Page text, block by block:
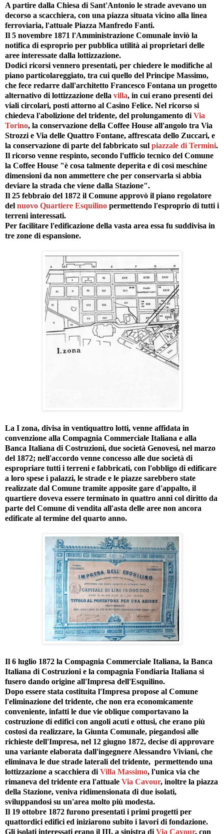
A partire dalla Chiesa di Sant'Antonio le strade avevano un
decorso a scacchiera, con una piazza situata vicino alla linea
ferroviaria, l'attuale Piazza Manfredo Fanti.
Il 5 novembre 1871 l'Amministrazione Comunale inviò la
notifica di esproprio per pubblica utilità ai proprietari delle
aree interessate dalla lottizzazione.
Dodici ricorsi vennero presentati, per chiedere le modifiche al
piano particolareggiato, tra cui quello del Principe Massimo,
che fece redarre dall'architetto Francesco Fontana un progetto
alternativo di lottizzazione della villa, in cui erano presenti dei
viali circolari, posti attorno al Casino Felice. Nel ricorso si
chiedeva l'abolizione del tridente, del prolungamento di Via
Torino, la conservazione della Coffee House all'angolo tra Via
Strozzi e Via delle Quattro Fontane, affrescata dello Zuccari, e
la conservazione di parte del fabbricato sul piazzale di Termini.
Il ricorso venne respinto, secondo l'ufficio tecnico del Comune
la Coffee House "è cosa talmente deperita e di così meschine
dimensioni da non ammettere che per conservarla si abbia
deviare la strada che viene dalla Stazione".
Il 25 febbraio del 1872 il Comune approvò il piano regolatore
del nuovo Quartiere Esquilino permettendo l'esproprio di tutti i
terreni interessati.
Per facilitare l'edificazione della vasta area essa fu suddivisa in
tre zone di espansione.
La I zona, divisa in ventiquattro lotti, venne affidata in
convenzione alla Compagnia Commerciale Italiana e alla
Banca Italiana di Costruzioni, due società Genovesi, nel marzo
del 1872; nell'accordo venne concesso alle due società di
espropriare tutti i terreni e fabbricati, con l'obbligo di edificare
a loro spese i palazzi, le strade e le piazze sarebbero state
realizzate dal Comune tramite apposite gare d'appalto, il
quartiere doveva essere terminato in quattro anni col diritto da
parte del Comune di vendita all'asta delle aree non ancora
edificate al termine del quarto anno.
Il 6 luglio 1872 la Compagnia Commerciale Italiana, la Banca
Italiana di Costruzioni e la compagnia Fondiaria Italiana si
fusero dando origine all'Impresa dell'Esquilino.
Dopo essere stata costituita l'Impresa propose al Comune
l'eliminazione del tridente, che non era economicamente
conveniente, infatti le due vie oblique comportavano la
costruzione di edifici con angoli acuti e ottusi, che erano più
costosi da realizzare, la Giunta Comunale, piegandosi alle
richieste dell'Impresa, nel 12 giugno 1872, decise di approvare
una variante elaborata dall'ingegnere Alessandro Viviani, che
eliminava le due strade laterali del tridente, permettendo una
lottizzazione a scacchiera di Villa Massimo, l'unica via che
rimaneva del tridente era l'attuale Via Cavour, inoltre la piazza
della Stazione, veniva ridimensionata di due isolati,
sviluppandosi su un'area molto più modesta.
Il 19 ottobre 1872 furono presentati i primi progetti per
quattordici edifici ed iniziarono subito i lavori di fondazione.
Gli isolati interessati erano il III, a sinistra di Via Cavour, con